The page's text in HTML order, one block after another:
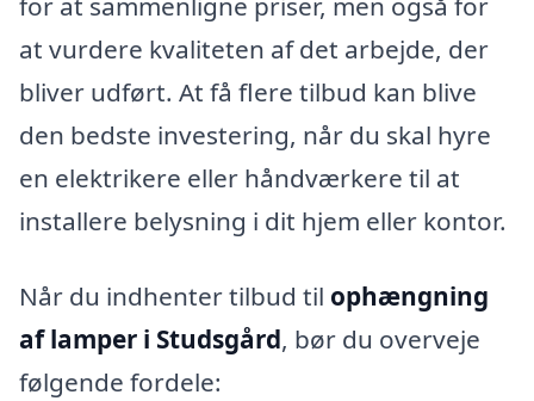
at vurdere kvaliteten af det arbejde, der
bliver udført. At få flere tilbud kan blive
den bedste investering, når du skal hyre
en elektrikere eller håndværkere til at
installere belysning i dit hjem eller kontor.
Når du indhenter tilbud til ophængning
af lamper i Studsgård, bør du overveje
følgende fordele: